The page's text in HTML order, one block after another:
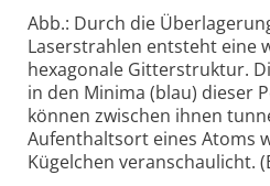
Abb.: Durch die
Laserstrahlen entsteht eine
hexagonale Gitterstruktur.
in den Minima (blau) dieser
können zwischen ihnen
Aufenthaltsort eines Atoms
Kügelchen veranschaulicht.